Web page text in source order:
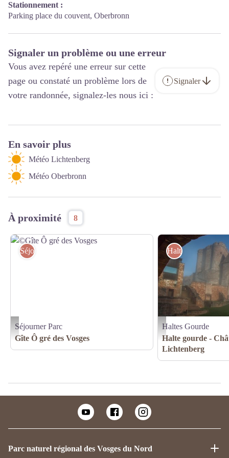
Stationnement :
Parking place du couvent, Oberbronn
Signaler un problème ou une erreur
Vous avez repéré une erreur sur cette
page ou constaté un problème lors de
votre randonnée, signalez-les nous ici :
Signaler
En savoir plus
Météo Lichtenberg
Météo Oberbronn
À proximité 8
©Gîte Ô gré des Vosges
Séjourner Parc
Séjourner Parc
Gîte Ô gré des Vosges
(c) A-Dorschner
Haltes Gourde
Haltes Gourde
Halte gourde -
Lichtenberg
Parc naturel régional des Vosges du Nord